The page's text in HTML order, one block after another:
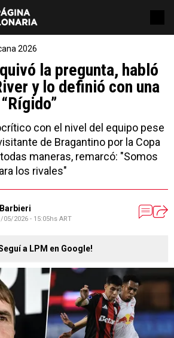
2026
la pregunta, habló
y lo definió con una
con el nivel del equipo pese
de Bragantino por la Copa
maneras, remarcó: "Somos
los rivales"
05/2026 - 15:05hs ART
a LPM en Google!